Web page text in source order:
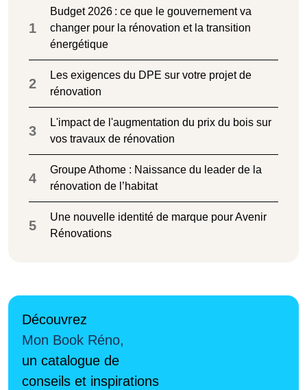
1
Budget 2026 : ce que le gouvernement va
changer pour la rénovation et la transition
énergétique
2
Les exigences du DPE sur votre projet de
rénovation
3
L'impact de l'augmentation du prix du bois sur
vos travaux de rénovation
4
Groupe Athome : Naissance du leader de la
rénovation de l’habitat
5
Une nouvelle identité de marque pour Avenir
Rénovations
Découvrez
Mon Book Réno,
un catalogue de
conseils et inspirations